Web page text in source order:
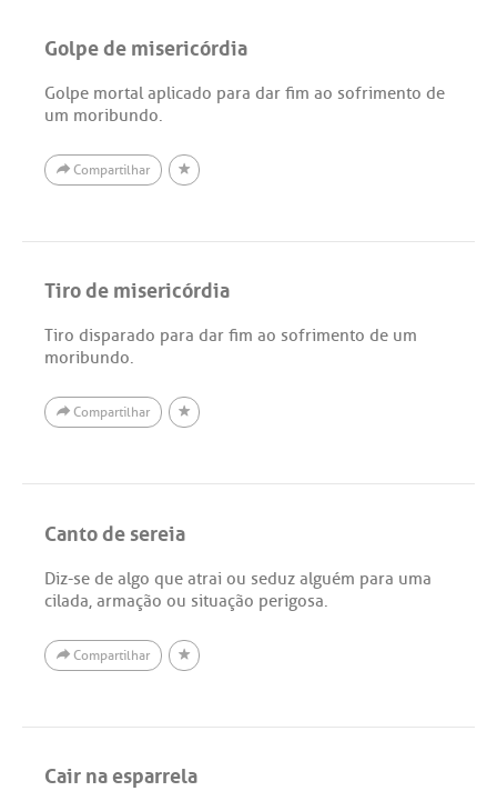
Golpe de misericórdia
Golpe mortal aplicado para dar fim ao sofrimento de
um moribundo.
Compartilhar
Tiro de misericórdia
Tiro disparado para dar fim ao sofrimento de um
moribundo.
Compartilhar
Canto de sereia
Diz-se de algo que atrai ou seduz alguém para uma
cilada, armação ou situação perigosa.
Compartilhar
Cair na esparrela